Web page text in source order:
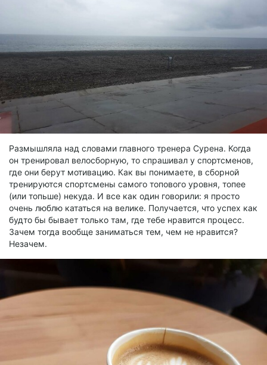
Размышляла над словами главного тренера Сурена. Когда
он тренировал велосборную, то спрашивал у спортсменов,
где они берут мотивацию. Как вы понимаете, в сборной
тренируются спортсмены самого топового уровня, топее
(или топьше) некуда. И все как один говорили: я просто
очень люблю кататься на велике. Получается, что успех как
будто бы бывает только там, где тебе нравится процесс.
Зачем тогда вообще заниматься тем, чем не нравится?
Незачем.